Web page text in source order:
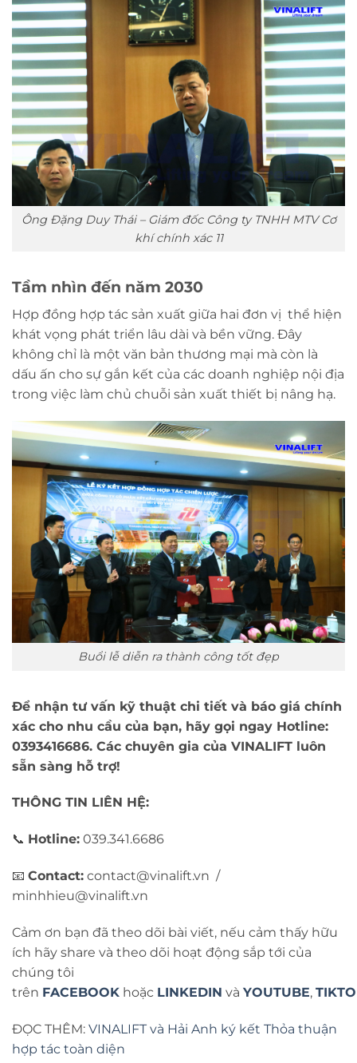
Ông Đặng Duy Thái – Giám đốc Công ty TNHH MTV Cơ
khí chính xác 11
Tầm nhìn đến năm 2030
Hợp đồng hợp tác sản xuất giữa hai đơn vị thể hiện
khát vọng phát triển lâu dài và bền vững. Đây
không chỉ là một văn bản thương mại mà còn là
dấu ấn cho sự gắn kết của các doanh nghiệp nội địa
trong việc làm chủ chuỗi sản xuất thiết bị nâng hạ.
Buổi lễ diễn ra thành công tốt đẹp
Để nhận tư vấn kỹ thuật chi tiết và báo giá chính
xác cho nhu cầu của bạn, hãy gọi ngay Hotline:
0393416686. Các chuyên gia của VINALIFT luôn
sẵn sàng hỗ trợ!
THÔNG TIN LIÊN HỆ:
📞 Hotline: 039.341.6686
📧 Contact: contact@vinalift.vn /
minhhieu@vinalift.vn
Cảm ơn bạn đã theo dõi bài viết, nếu cảm thấy hữu
ích hãy share và theo dõi hoạt động sắp tới của
chúng tôi
trên FACEBOOK hoặc LINKEDIN và YOUTUBE,
ĐỌC THÊM: VINALIFT và Hải Anh ký kết Thỏa thuận
hợp tác toàn diện